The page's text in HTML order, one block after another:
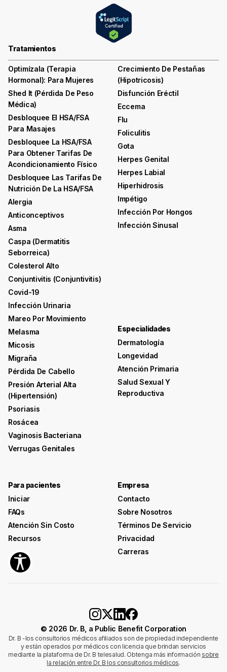
Tratamientos
Optimízala (terapia
Hormonal): Para Mujeres
Shed It (pérdida De Peso
Médica)
Desbloquee El HSA/FSA
Para Masajes
Desbloquee La HSA/FSA
Para Obtener Tarifas De
Acondicionamiento Físico
Desbloquee Las Tarifas De
Nutrición De La HSA/FSA
Alergia
Anticonceptivos
Asma
Caspa (dermatitis
Seborreica)
Colesterol Alto
Conjuntivitis (conjuntivitis)
Covid-19
Crecimiento De Pestañas
(hipotricosis)
Disfunción Eréctil
Eccema
Flu
Foliculitis
Gota
Herpes Genital
Herpes Labial
Hiperhidrosis
Impétigo
Infección Por Hongos
Infección Sinusal
Infección Urinaria
Mareo Por Movimiento
Melasma
Micosis
Migraña
Pérdida De Cabello
Presión Arterial Alta
(hipertensión)
Psoriasis
Rosácea
Vaginosis Bacteriana
Verrugas Genitales
Especialidades
Dermatología
Longevidad
Atención Primaria
Salud Sexual Y
Reproductiva
Para pacientes
Iniciar
FAQs
Atención Sin Costo
Recursos
Empresa
Contacto
Sobre Nosotros
Términos De Servicio
Privacidad
Carreras
© 2026 Dr. B, a Public Benefit Corporation
Dr. B -los consultorios médicos afiliados son de propiedad independiente
y están operados por médicos con licencia que brindan servicios
mediante la plataforma de Dr. B telesalud. Obtenga más información sobre
la relación entre Dr. B los consultorios médicos.